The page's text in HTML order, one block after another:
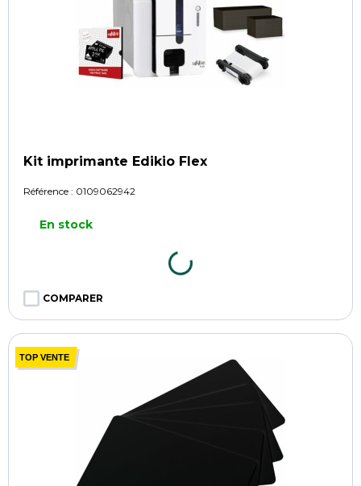
Kit imprimante Edikio Flex
Référence : 0109062942
En stock
COMPARER
TOP VENTE